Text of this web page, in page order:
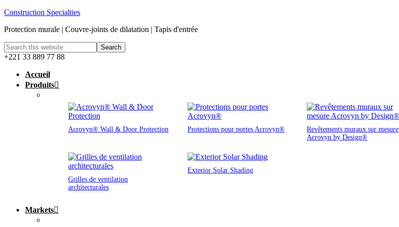
Construction Specialties
Protection murale | Couvre-joints de dilatation | Tapis d'entrée
+221 33 889 77 88
Accueil
Produits
Acrovyn® Wall & Door Protection Protections pour portes Acrovyn®
Revêtements muraux sur mesure
Acrovyn by Design®
Grilles de ventilation
architecturales
Exterior Solar Shading
Markets